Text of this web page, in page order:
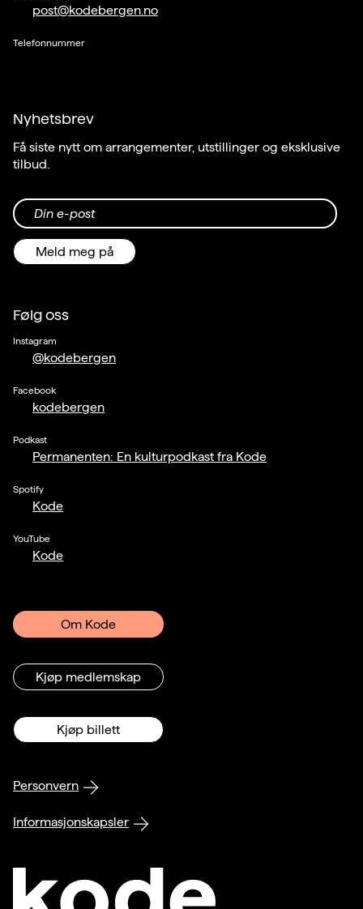
post@kodebergen.no
Telefonnummer
Nyhetsbrev
Få siste nytt om arrangementer, utstillinger og eksklusive
tilbud.
Din e-post
Meld meg på
Følg oss
Instagram
@kodebergen
Facebook
kodebergen
Podkast
Permanenten: En kulturpodkast fra Kode
Spotify
Kode
YouTube
Kode
Om Kode
Kjøp medlemskap
Kjøp billett
Personvern
Informasjonskapsler